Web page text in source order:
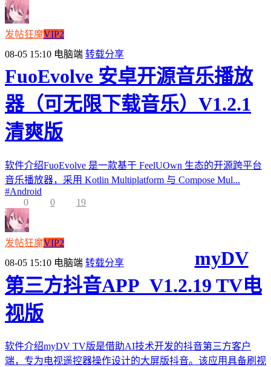
发帖狂魔VIP2
08-05 15:10 电脑端 转载分享
FuoEvolve 安卓开源音乐播放
器（可无限下载音乐）V1.2.1
清爽版
软件介绍FuoEvolve 是一款基于 FeelUOwn 生态的开源跨平台
音乐播放器，采用 Kotlin Multiplatform 与 Compose Mul...
#Android
0
0 19
发帖狂魔VIP2
08-05 15:10 电脑端 转载分享
myDV
第三方抖音APP_V1.2.19 TV电
视版
软件介绍myDV TV版是借助AI技术开发的抖音第三方客户
端，专为电视遥控器操作设计的大屏版抖音。该应用具备刷视